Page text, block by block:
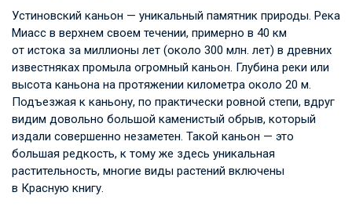
Устиновский каньон — уникальный памятник природы. Река
Миасс в верхнем своем течении, примерно в 40 км
от истока за миллионы лет (около 300 млн. лет) в древних
известняках промыла огромный каньон. Глубина реки или
высота каньона на протяжении километра около 20 м.
Подъезжая к каньону, по практически ровной степи, вдруг
видим довольно большой каменистый обрыв, который
издали совершенно незаметен. Такой каньон — это
большая редкость, к тому же здесь уникальная
растительность, многие виды растений включены
в Красную книгу.